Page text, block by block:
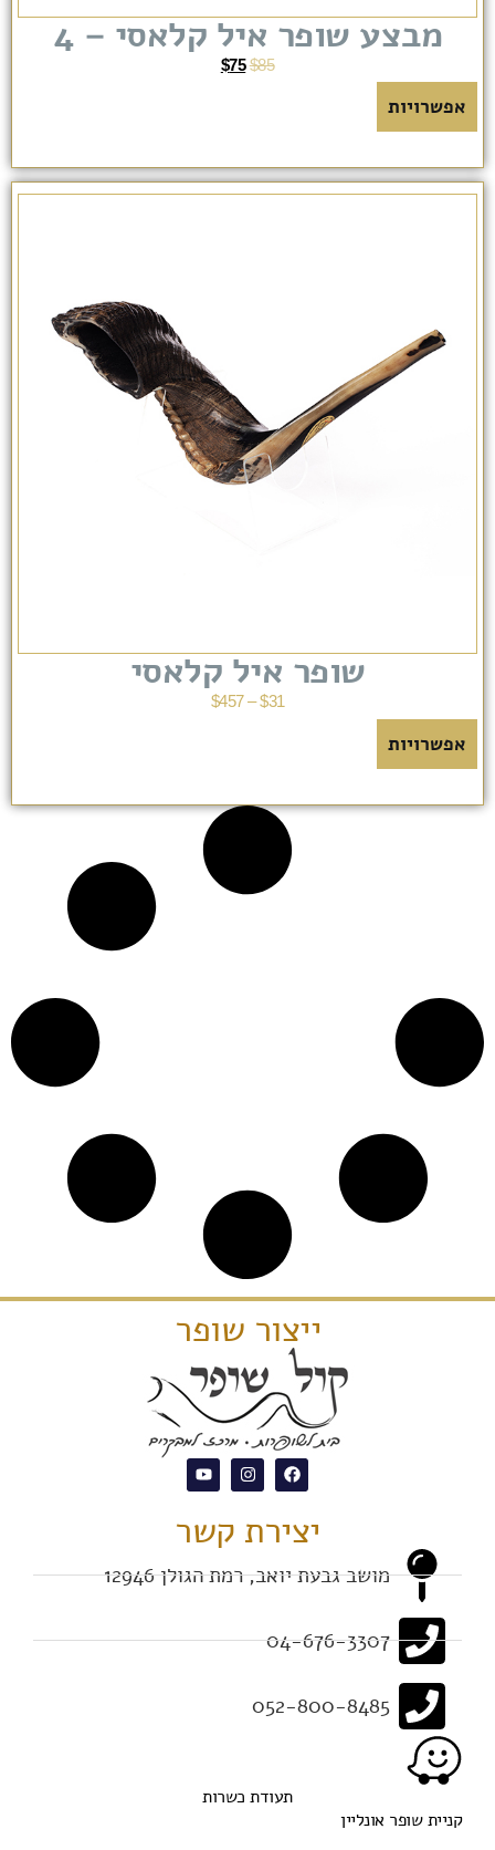
מבצע שופר איל קלאסי – 4
$85
$75
אפשרויות
שופר איל קלאסי
$31
–
$457
אפשרויות
ייצור שופר
יצירת קשר
מושב גבעת יואב, רמת הגולן 12946
04-676-3307
052-800-8485
תעודת כשרות
קניית שופר אונליין